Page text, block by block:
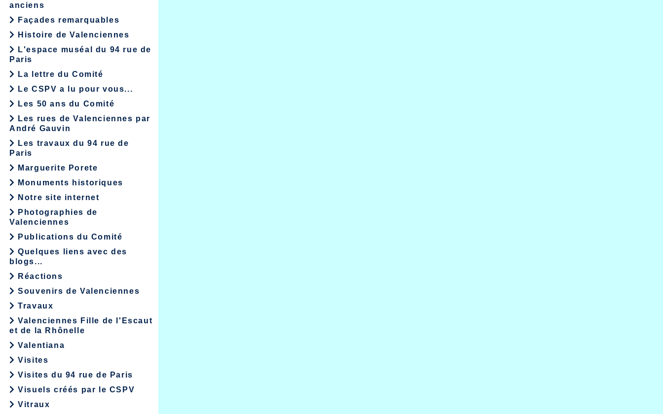
anciens
Façades remarquables
Histoire de Valenciennes
L'espace muséal du 94 rue de
Paris
La lettre du Comité
Le CSPV a lu pour vous...
Les 50 ans du Comité
Les rues de Valenciennes par
André Gauvin
Les travaux du 94 rue de
Paris
Marguerite Porete
Monuments historiques
Notre site internet
Photographies de
Valenciennes
Publications du Comité
Quelques liens avec des
blogs...
Réactions
Souvenirs de Valenciennes
Travaux
Valenciennes Fille de l'Escaut
et de la Rhônelle
Valentiana
Visites
Visites du 94 rue de Paris
Visuels créés par le CSPV
Vitraux